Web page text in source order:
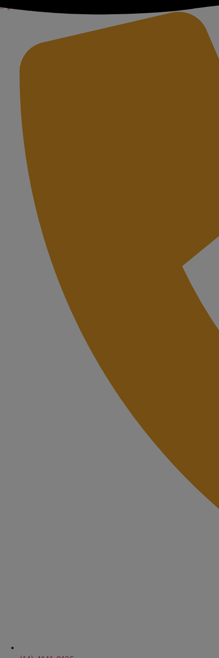
Ir para o conteúdo